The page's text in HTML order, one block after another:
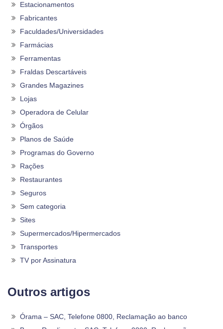
Estacionamentos
Fabricantes
Faculdades/Universidades
Farmácias
Ferramentas
Fraldas Descartáveis
Grandes Magazines
Lojas
Operadora de Celular
Órgãos
Planos de Saúde
Programas do Governo
Rações
Restaurantes
Seguros
Sem categoria
Sites
Supermercados/Hipermercados
Transportes
TV por Assinatura
Outros artigos
Órama – SAC, Telefone 0800, Reclamação ao banco